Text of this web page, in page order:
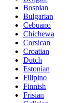
Bosnian
Bulgarian
Cebuano
Chichewa
Corsican
Croatian
Dutch
Estonian
Filipino
Finnish
Frisian